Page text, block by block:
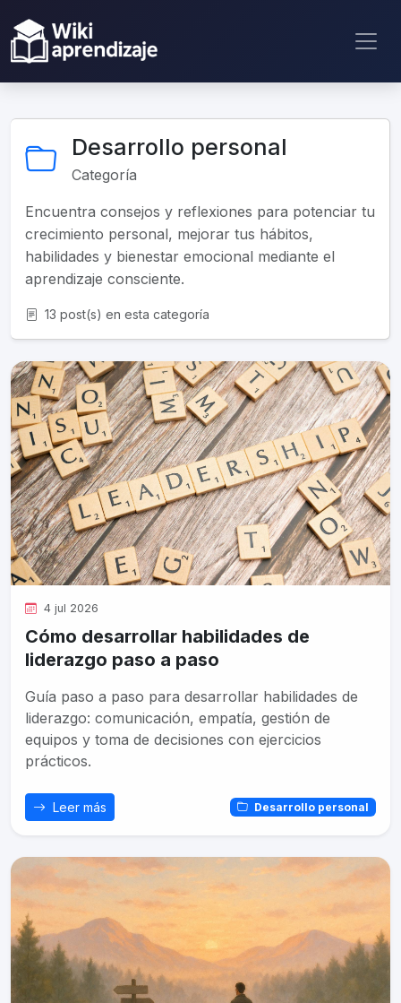
Desarrollo personal
Categoría
Encuentra consejos y reflexiones para potenciar tu
crecimiento personal, mejorar tus hábitos,
habilidades y bienestar emocional mediante el
aprendizaje consciente.
13 post(s) en esta categoría
4 jul 2026
Cómo desarrollar habilidades de
liderazgo paso a paso
Guía paso a paso para desarrollar habilidades de
liderazgo: comunicación, empatía, gestión de
equipos y toma de decisiones con ejercicios
prácticos.
Leer más Desarrollo personal